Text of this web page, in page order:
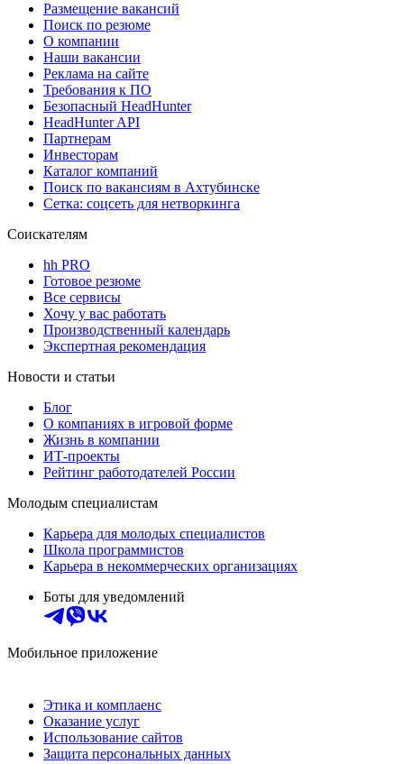
Размещение вакансий
Поиск по резюме
О компании
Наши вакансии
Реклама на сайте
Требования к ПО
Безопасный HeadHunter
HeadHunter API
Партнерам
Инвесторам
Каталог компаний
Поиск по вакансиям в Ахтубинске
Сетка: соцсеть для нетворкинга
Соискателям
hh PRO
Готовое резюме
Все сервисы
Хочу у вас работать
Производственный календарь
Экспертная рекомендация
Новости и статьи
Блог
О компаниях в игровой форме
Жизнь в компании
ИТ-проекты
Рейтинг работодателей России
Молодым специалистам
Карьера для молодых специалистов
Школа программистов
Карьера в некоммерческих организациях
Боты для уведомлений
Мобильное приложение
Этика и комплаенс
Оказание услуг
Использование сайтов
Защита персональных данных